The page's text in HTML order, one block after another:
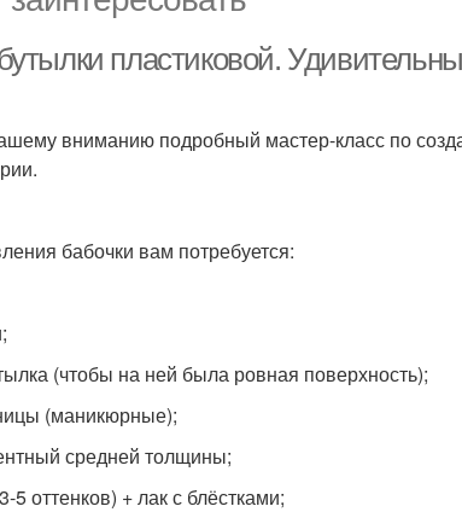
пластиковой.
вниманию подробный мастер-класс по
бабочки вам потребуется:
(чтобы на ней была ровная поверхность);
(маникюрные);
средней толщины;
5 оттенков) + лак с блёстками;